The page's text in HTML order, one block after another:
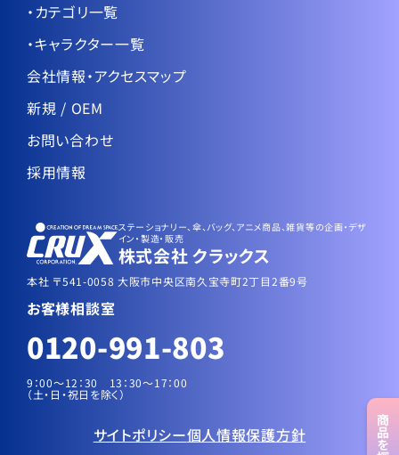
商品
・カテゴリ一覧
・キャラクター一覧
会社情報・アクセスマップ
新規 / OEM
お問い合わせ
採用情報
ステーショナリー、傘、バッグ、アニメ商品、雑貨等の企画・デザ
イン・製造・販売
株式会社 クラックス
本社 〒541-0058 大阪市中央区南久宝寺町2丁目2番9号
お客様相談室
0120-991-803
9：00～12：30 13：30〜17：00
（土・日・祝日を除く）
サイトポリシー個人情報保護方針